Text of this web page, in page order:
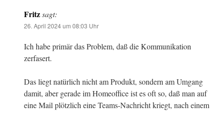
Fritz sagt:
26. April 2024 um 08:03 Uhr
Ich habe primär das Problem, daß die Kommunikation
zerfasert.
Das liegt natürlich nicht am Produkt, sondern am Umgang
damit, aber gerade im Homeoffice ist es oft so, daß man auf
eine Mail plötzlich eine Teams-Nachricht kriegt, nach einem